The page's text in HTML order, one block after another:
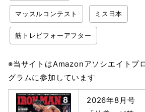
マッスルコンテスト ミス日本
筋トレビフォーアフター
※当サイトはAmazonアソシエイトプ
グラムに参加しています
2026年8月号